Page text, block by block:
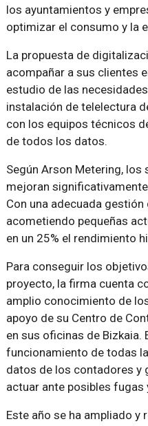
los ayuntamientos y
optimizar el consumo y la
La propuesta de
acompañar a sus clientes
estudio de las
instalación de telelectura
con los equipos técnicos
de todos los datos.
Según Arson Metering,
mejoran
Con una adecuada
acometiendo pequeñas
en un 25% el rendimiento
Para conseguir los
proyecto, la firma cuenta
amplio conocimiento de
apoyo de su Centro de
en sus oficinas de Bizkaia.
funcionamiento de todas
datos de los contadores y
actuar ante posibles fugas
Este año se ha ampliado y